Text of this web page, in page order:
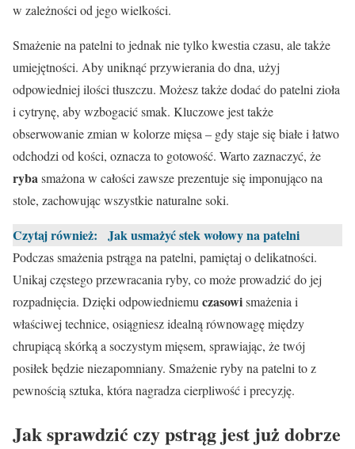
w zależności od jego wielkości.
Smażenie na patelni to jednak nie tylko kwestia czasu, ale także
umiejętności. Aby uniknąć przywierania do dna, użyj
odpowiedniej ilości tłuszczu. Możesz także dodać do patelni zioła
i cytrynę, aby wzbogacić smak. Kluczowe jest także
obserwowanie zmian w kolorze mięsa – gdy staje się białe i łatwo
odchodzi od kości, oznacza to gotowość. Warto zaznaczyć, że
rybasmażona w całości zawsze prezentuje się imponująco na
stole, zachowując wszystkie naturalne soki.
Czytaj również: Jak usmażyć stek wołowy na patelni
Podczas smażenia pstrąga na patelni, pamiętaj o delikatności.
Unikaj częstego przewracania ryby, co może prowadzić do jej
rozpadnięcia. Dzięki odpowiedniemu czasowismażenia i
właściwej technice, osiągniesz idealną równowagę między
chrupiącą skórką a soczystym mięsem, sprawiając, że twój
posiłek będzie niezapomniany. Smażenie ryby na patelni to z
pewnością sztuka, która nagradza cierpliwość i precyzję.
Jak sprawdzić czy pstrąg jest już dobrze